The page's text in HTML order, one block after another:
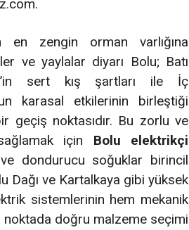
en zengin orman varlığına
ve yaylalar diyarı Bolu; Batı
sert kış şartları ile İç
karasal etkilerinin birleştiği
geçiş noktasıdır. Bu zorlu ve
için Bolu elektrikçi
dondurucu soğuklar birincil
Dağı ve Kartalkaya gibi yüksek
sistemlerinin hem mekanik
noktada doğru malzeme seçimi